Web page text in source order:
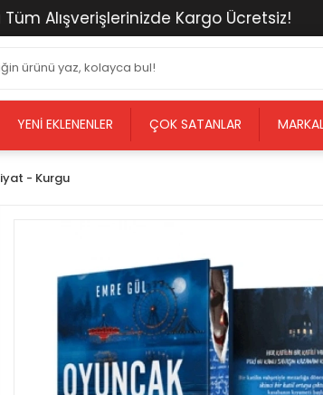
Alışverişlerinizde Kargo Ücretsiz!
YENI EKLENENLER ÇOK SATANLAR
- Kurgu